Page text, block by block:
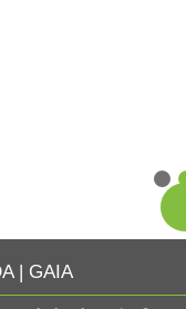
| GAIA